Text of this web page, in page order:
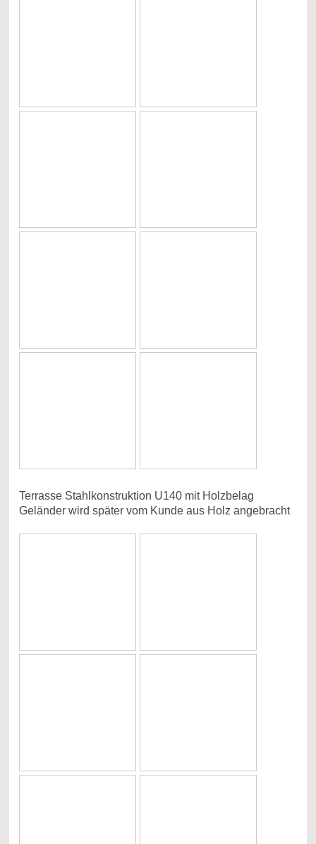
Terrasse Stahlkonstruktion U140 mit Holzbelag
Geländer wird später vom Kunde aus Holz angebracht